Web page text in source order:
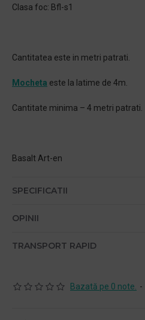
Clasa foc: Bfl-s1
Cantitatea este in metri patrati.
Mocheta este la latime de 4m.
Cantitate minima – 4 metri patrati.
Basalt Art-en
SPECIFICATII
OPINII
TRANSPORT RAPID
Bazată pe 0 note. -